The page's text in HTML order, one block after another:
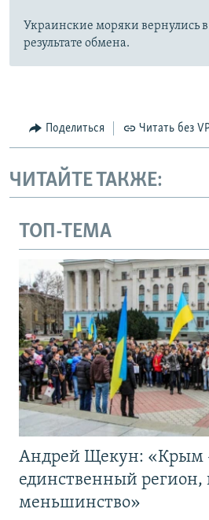
Украинские моряки вернулись
результате обмена.
Поделиться Читать без
ЧИТАЙТЕ ТАКЖЕ:
ТОП-ТЕМА
Андрей Щекун: «Крым
единственный регион,
меньшинство»